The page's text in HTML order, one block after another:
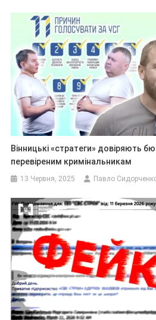
Вінницькі «стратеги» довіряють
перевіреним кримінальникам
13 Червня, 2025 Павло